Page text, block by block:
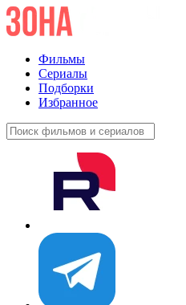
Фильмы
Сериалы
Подборки
Избранное